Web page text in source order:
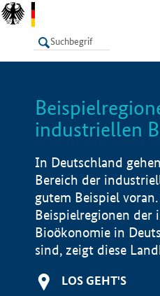
LISTE
industriellen
In Deutschland
Bereich der
gutem Beispiel
Beispielregionen der
Bioökonomie in
sind, zeigt diese
LOS GEHT'S